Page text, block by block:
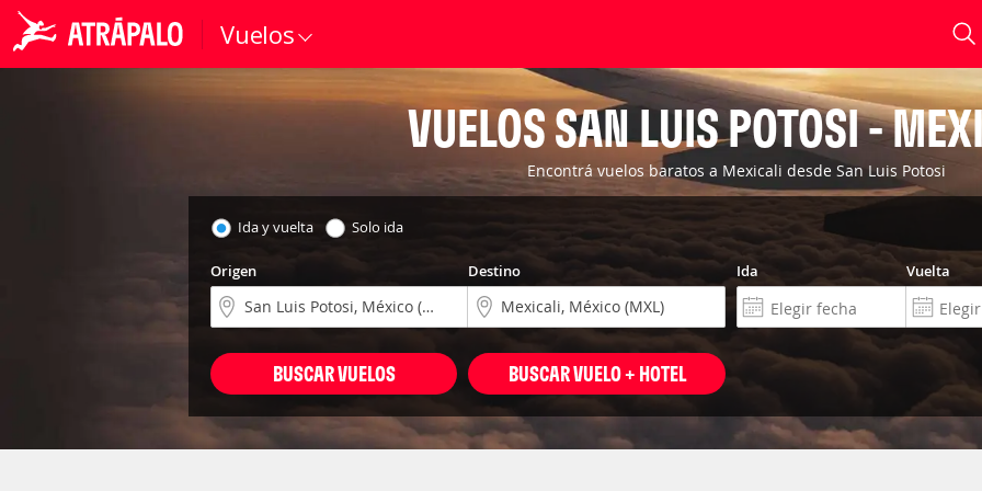
Vuelos
VUELOS SAN LUIS POTOSI -
Encontrá vuelos baratos a Mexicali desde San Luis Potosi
Ida y vuelta Solo ida
Origen Destino Ida Vuelta
BUSCAR VUELOS BUSCAR VUELO + HOTEL